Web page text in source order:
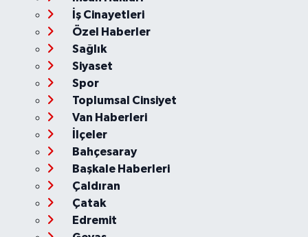
İş Cinayetleri
Özel Haberler
Sağlık
Siyaset
Spor
Toplumsal Cinsiyet
Van Haberleri
İlçeler
Bahçesaray
Başkale Haberleri
Çaldıran
Çatak
Edremit